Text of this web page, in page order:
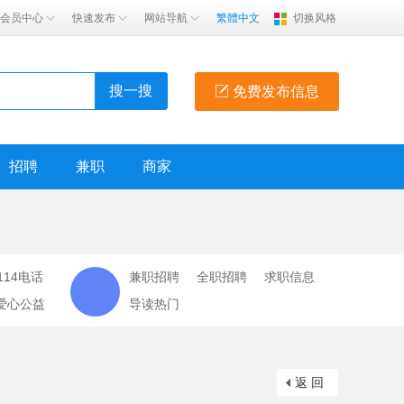
会员中心 快速发布 网站导航 繁體中文 切换风格
免费发布信息
搜一搜
招聘 兼职 商家
电话
心公益
兼职招聘 全职招聘
求职信息
导读热门
返 回